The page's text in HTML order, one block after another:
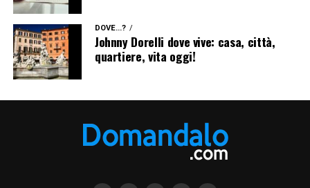
DOVE...?
Johnny Dorelli dove vive: casa, città,
quartiere, vita oggi!